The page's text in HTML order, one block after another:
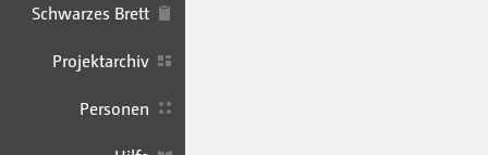
Schwarzes Brett
Projektarchiv
Personen